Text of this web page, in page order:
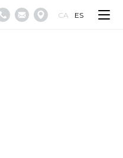
CA ES